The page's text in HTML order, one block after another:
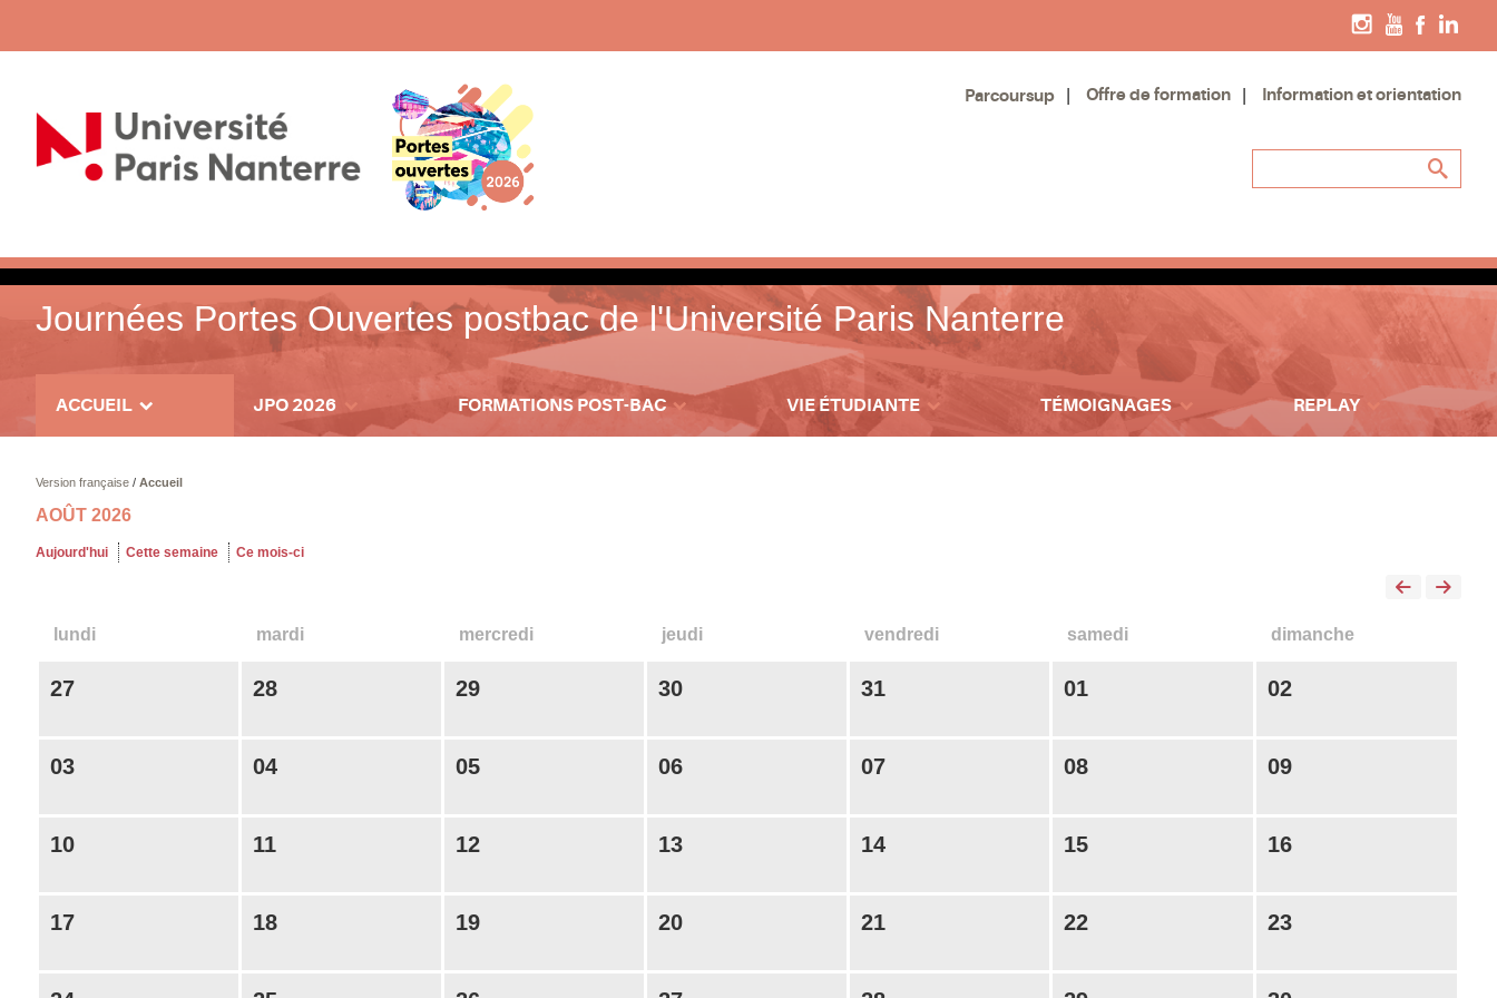
Parcoursup Offre de formation Information et orientation
Journées Portes Ouvertes postbac de l'Université Paris Nanterre
ACCUEIL JPO 2026 FORMATIONS POST-BAC VIE ÉTUDIANTE TÉMOIGNAGES REPLAY
Version française/ Accueil
AOÛT 2026
Aujourd'hui Cette semaine Ce mois-ci
lundi mardi mercredi jeudi vendredi samedi dimanche
27 28 29 30 31 01 02
03 04 05 06 07 08 09
10 11 12 13 14 15 16
17 18 19 20 21 22 23